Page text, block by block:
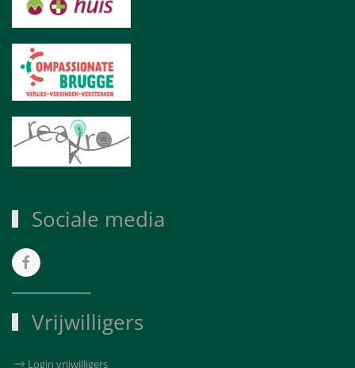
Sociale media
Vrijwilligers
Login vrijwilligers